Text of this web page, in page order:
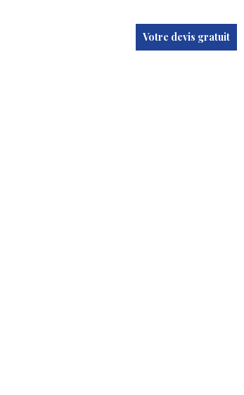
Votre devis gratuit